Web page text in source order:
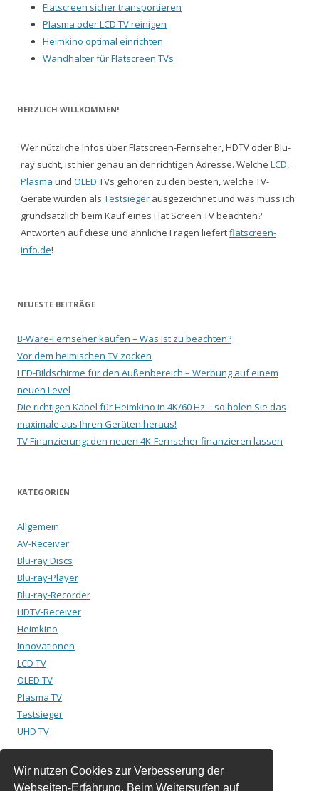
Wir nutzen Cookies zur Verbesserung der
Webseiten-Erfahrung. Beim Weitersurfen auf
Flatscreen sicher transportieren
Plasma oder LCD TV reinigen
Heimkino optimal einrichten
Wandhalter für Flatscreen TVs
HERZLICH WILLKOMMEN!
Wer nützliche Infos über Flatscreen-Fernseher, HDTV oder Blu-
ray sucht, ist hier genau an der richtigen Adresse. Welche LCD,
Plasma und OLED TVs gehören zu den besten, welche TV-
Geräte wurden als Testsieger ausgezeichnet und was muss ich
grundsätzlich beim Kauf eines Flat Screen TV beachten?
Antworten auf diese und ähnliche Fragen liefertflatscreen-
info.de!
NEUESTE BEITRÄGE
B-Ware-Fernseher kaufen – Was ist zu beachten?
Vor dem heimischen TV zocken
LED-Bildschirme für den Außenbereich – Werbung auf einem
neuen Level
Die richtigen Kabel für Heimkino in 4K/60 Hz – so holen Sie das
maximale aus Ihren Geräten heraus!
TV Finanzierung: den neuen 4K-Fernseher finanzieren lassen
KATEGORIEN
Allgemein
AV-Receiver
Blu-ray Discs
Blu-ray-Player
Blu-ray-Recorder
HDTV-Receiver
Heimkino
Innovationen
LCD TV
OLED TV
Plasma TV
Testsieger
UHD TV
Suchen